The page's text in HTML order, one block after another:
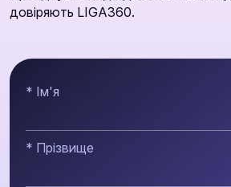
довіряють LIGA360.
* Ім'я
* Прізвище